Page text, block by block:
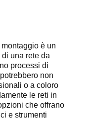
è un
una rete da
processi di
non
o a coloro
le reti in
che offrano
e strumenti